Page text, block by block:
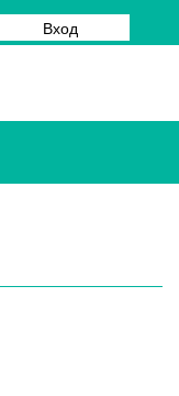
Вход